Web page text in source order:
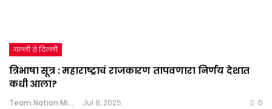
गल्ली ते दिल्ली
त्रिभाषा सूत्र : महाराष्ट्राचं राजकारण तापवणारा निर्णय देशात
कधी आला?
Team Nation Mic Jul 8, 2025 0